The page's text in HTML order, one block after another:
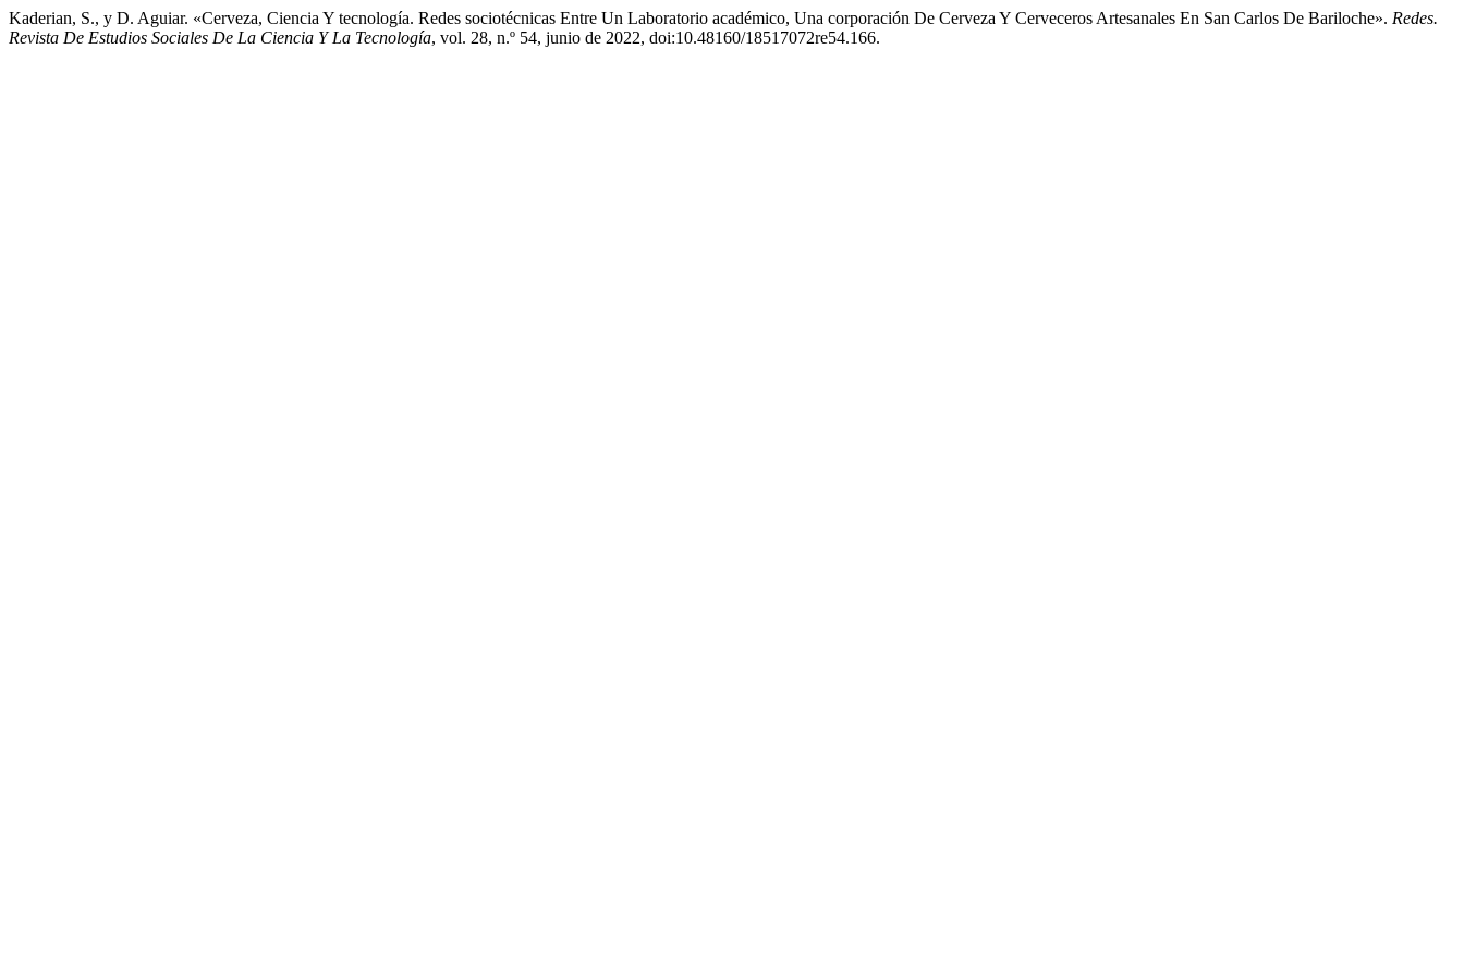
Kaderian, S., y D. Aguiar. «Cerveza, Ciencia Y tecnología. Redes sociotécnicas Entre Un Laboratorio académico, Una corporación De Cerveza Y Cerveceros Artesanales En San Carlos De Bariloche». Redes.
Revista De Estudios Sociales De La Ciencia Y La Tecnología, vol. 28, n.º 54, junio de 2022, doi:10.48160/18517072re54.166.